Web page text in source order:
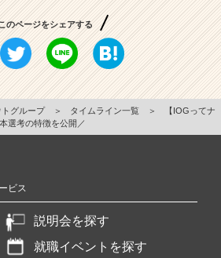
のページをシェアする
グループ ＞ タイムライン一覧 ＞
【IOGってナ
選考の特徴を公開／
ビス
説明会を探す
就職イベントを探す